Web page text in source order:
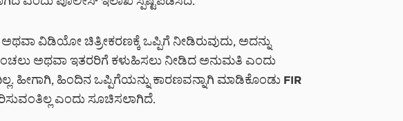
ವಿಡಿಯೋ ಚಿತ್ರೀಕರಣಕ್ಕೆ ಒಪ್ಪಿಗೆ ನೀಡಿರುವುದು, ಅದನ್ನು
ಅಥವಾ ಇತರರಿಗೆ ಕಳುಹಿಸಲು ನೀಡಿದ ಅನುಮತಿ ಎಂದು
ಹೀಗಾಗಿ, ಹಿಂದಿನ ಒಪ್ಪಿಗೆಯನ್ನು ಕಾರಣವನ್ನಾಗಿ ಮಾಡಿಕೊಂಡು FIR
ಎಂದು ಸೂಚಿಸಲಾಗಿದೆ.